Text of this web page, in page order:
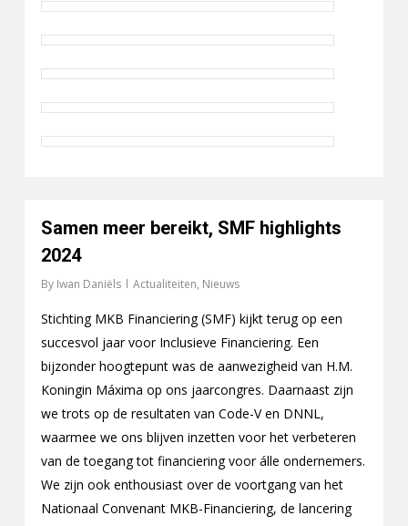
Samen meer bereikt, SMF highlights
2024
By Iwan Daniëls Actualiteiten, Nieuws
Stichting MKB Financiering (SMF) kijkt terug op een
succesvol jaar voor Inclusieve Financiering. Een
bijzonder hoogtepunt was de aanwezigheid van H.M.
Koningin Máxima op ons jaarcongres. Daarnaast zijn
we trots op de resultaten van Code-V en DNNL,
waarmee we ons blijven inzetten voor het verbeteren
van de toegang tot financiering voor álle ondernemers.
We zijn ook enthousiast over de voortgang van het
Nationaal Convenant MKB-Financiering, de lancering